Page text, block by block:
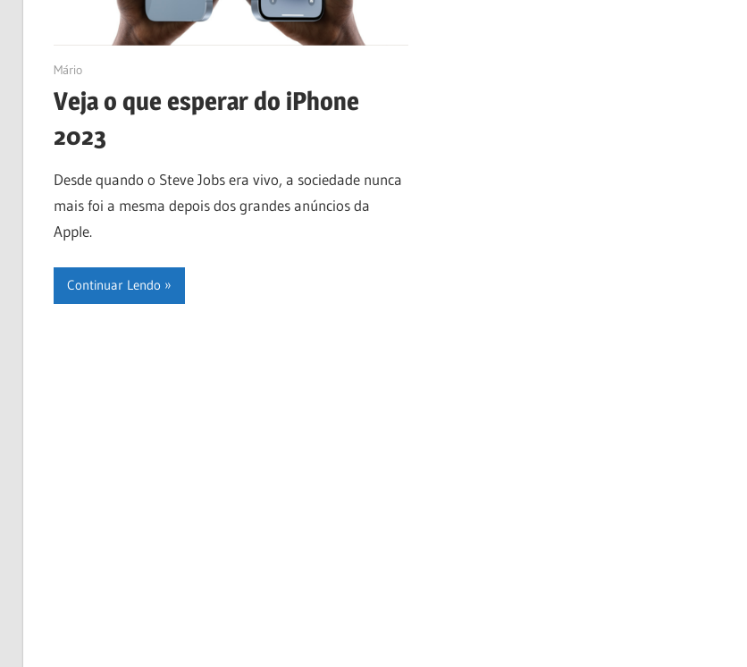
03/01/2023
Mário
Veja o que esperar do iPhone
2023
Desde quando o Steve Jobs era vivo, a sociedade nunca
mais foi a mesma depois dos grandes anúncios da
Apple.
Continuar Lendo